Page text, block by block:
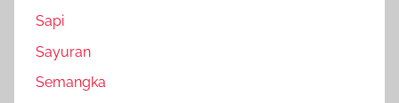
Sapi
Sayuran
Semangka